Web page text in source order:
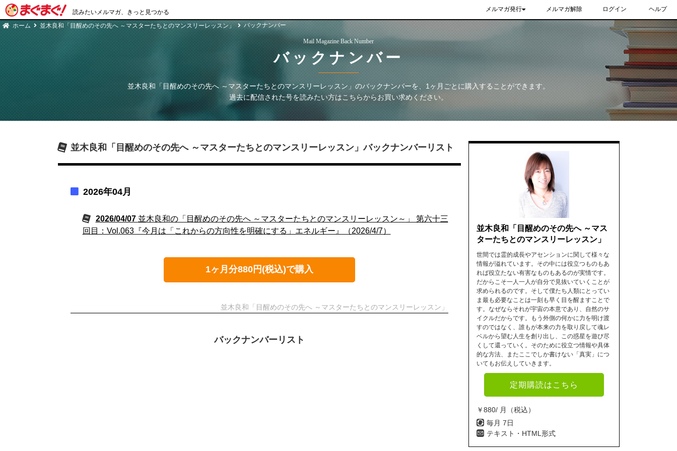
読みたいメルマガ、きっと見つかる メルマガ発行 メルマガ解除 ログイン ヘルプ
ホーム 並木良和「目醒めのその先へ ～マスターたちとのマンスリーレッスン」 バックナンバー
Mail Magazine Back Number
バックナンバー
並木良和「目醒めのその先へ ～マスターたちとのマンスリーレッスン」 のバックナンバーを、1ヶ月ごとに購入することができます。
過去に配信された号を読みたい方はこちらからお買い求めください。
並木良和「目醒めのその先へ ～マスターたちとのマンスリーレッスン」バックナンバーリスト
2026年04月
2026/04/07 並木良和の「目醒めのその先へ ～マスターたちとのマンスリーレッスン～」 第六十三
回目：Vol.063『今月は「これからの方向性を明確にする」エネルギー』（2026/4/7）
1ヶ月分880円(税込)で購入
並木良和「目醒めのその先へ ～マスターたちとのマンスリーレッスン」
バックナンバーリスト
並木良和「目醒めのその先へ ～マス
ターたちとのマンスリーレッスン」
世間では霊的成長やアセンションに関して様々な
情報が溢れています。その中には役立つものもあ
れば役立たない有害なものもあるのが実情です。
だからこそ一人一人が自分で見抜いていくことが
求められるのです。そして僕たち人類にとってい
ま最も必要なことは一刻も早く目を醒ますことで
す。なぜならそれが宇宙の本意であり、自然のサ
イクルだからです。もう外側の何かに力を明け渡
すのではなく、誰もが本来の力を取り戻して魂レ
ベルから望む人生を創り出し、この惑星を遊び尽
くして還っていく。そのために役立つ情報や具体
的な方法、またここでしか書けない「真実」につ
いてもお伝えしていきます。
定期購読はこちら
￥880/ 月（税込）
毎月 7日
テキスト・HTML形式